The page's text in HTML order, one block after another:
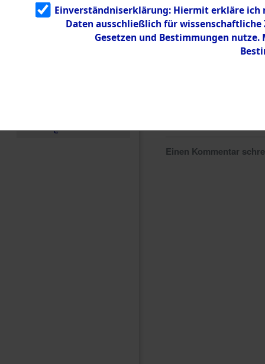
g
5.3.3
Todesmärsch
e
Einen Kommentar
Einverständniserklärung: Hiermit erkläre ich
Daten ausschließlich für
Gesetzen und Bestimmungen